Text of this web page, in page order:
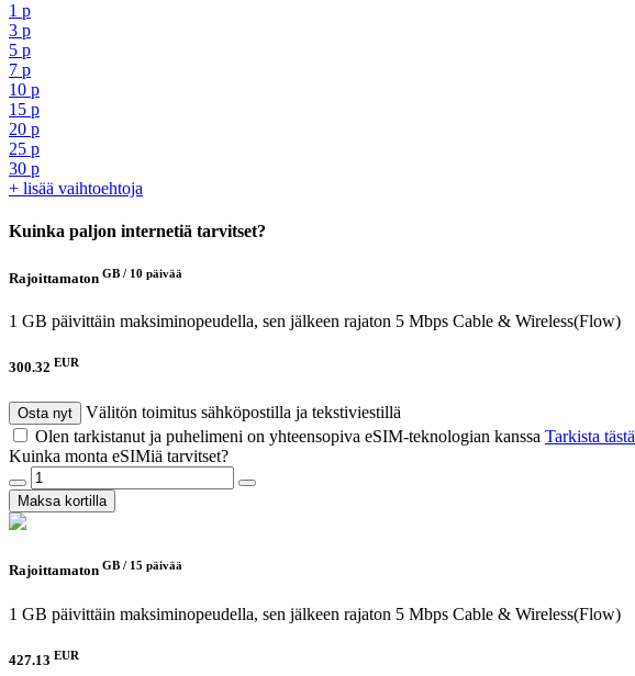
1 p
3 p
5 p
7 p
10 p
15 p
20 p
25 p
30 p
+ lisää vaihtoehtoja
Kuinka paljon internetiä tarvitset?
Rajoittamaton GB / 10 päivää
1 GB päivittäin maksiminopeudella, sen jälkeen rajaton 5 Mbps Cable & Wireless(Flow)
300.32 EUR
Osta nyt
Välitön toimitus sähköpostilla ja tekstiviestillä
Olen tarkistanut ja puhelimeni on yhteensopiva eSIM-teknologian kanssa Tarkista tästä
Kuinka monta eSIMiä tarvitset?
Maksa kortilla
Rajoittamaton GB / 15 päivää
1 GB päivittäin maksiminopeudella, sen jälkeen rajaton 5 Mbps Cable & Wireless(Flow)
427.13 EUR